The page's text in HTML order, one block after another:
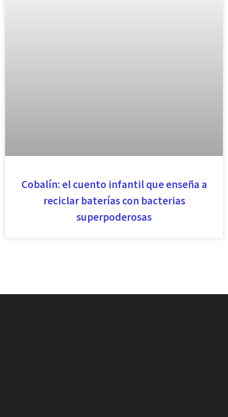
Cobalín: el cuento infantil que enseña a
reciclar baterías con bacterias
superpoderosas